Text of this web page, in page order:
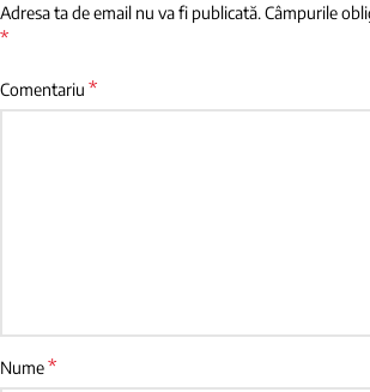
Adresa ta de email nu va fi publicată. Câmpurile
*
Comentariu *
Nume*